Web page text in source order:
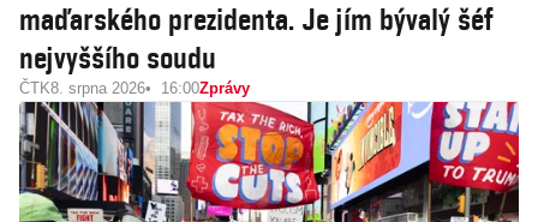
maďarského prezidenta. Je jím bývalý šéf
nejvyššího soudu
ČTK8. srpna 2026 16:00Zprávy